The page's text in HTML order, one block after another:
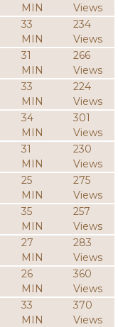
MIN
Views
33
MIN
234
Views
31
MIN
266
Views
33
MIN
224
Views
34
MIN
301
Views
31
MIN
230
Views
25
MIN
275
Views
35
MIN
257
Views
27
MIN
283
Views
26
MIN
360
Views
33
MIN
370
Views